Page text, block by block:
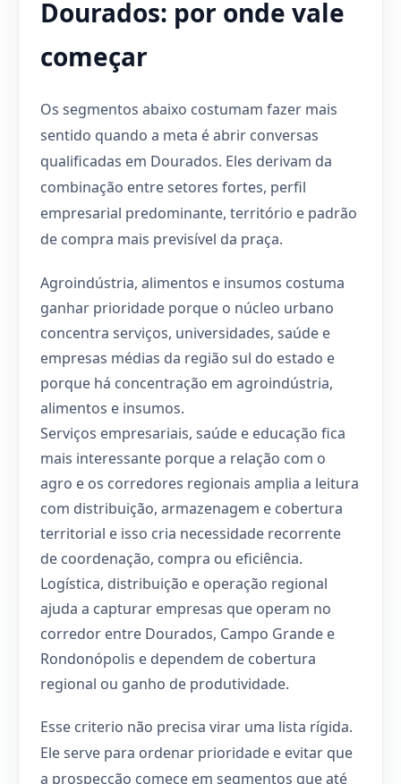
Dourados: por onde vale
começar
Os segmentos abaixo costumam fazer mais
sentido quando a meta é abrir conversas
qualificadas em Dourados. Eles derivam da
combinação entre setores fortes, perfil
empresarial predominante, território e padrão
de compra mais previsível da praça.
Agroindústria, alimentos e insumos costuma
ganhar prioridade porque o núcleo urbano
concentra serviços, universidades, saúde e
empresas médias da região sul do estado e
porque há concentração em agroindústria,
alimentos e insumos.
Serviços empresariais, saúde e educação fica
mais interessante porque a relação com o
agro e os corredores regionais amplia a leitura
com distribuição, armazenagem e cobertura
territorial e isso cria necessidade recorrente
de coordenação, compra ou eficiência.
Logística, distribuição e operação regional
ajuda a capturar empresas que operam no
corredor entre Dourados, Campo Grande e
Rondonópolis e dependem de cobertura
regional ou ganho de produtividade.
Esse criterio não precisa virar uma lista rígida.
Ele serve para ordenar prioridade e evitar que
a prospecção comece em segmentos que até